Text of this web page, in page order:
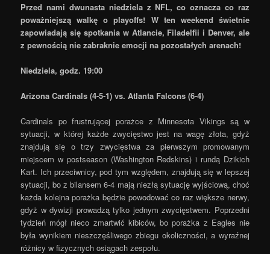
Przed nami dwunasta niedziela z NFL, co oznacza co raz
poważniejszą walkę o playoffs! W ten weekend świetnie
zapowiadają się spotkania w Atlancie, Filadelfii i Denver, ale
z pewnością nie zabraknie emocji na pozostałych arenach!
Niedziela, godz. 19:00
Arizona Cardinals (4-5-1) vs. Atlanta Falcons (6-4)
Cardinals po frustrującej porażce z Minnesota Vikings są w
sytuacji, w której każde zwycięstwo jest na wagę złota, gdyż
znajdują się o trzy zwycięstwa za pierwszym promowanym
miejscem w postseason (Washington Redskins) i rundą Dzikich
Kart. Ich przeciwnicy, pod tym względem, znajdują się w lepszej
sytuacji, bo z bilansem 6-4 mają niezłą sytuację wyjściową, choć
każda kolejna porażka będzie powodować co raz większe nerwy,
gdyż w dywizji prowadzą tylko jednym zwycięstwem. Poprzedni
tydzień mógł nieco zmartwić kibiców, bo porażka z Eagles nie
była wynikiem nieszczęśliwego zbiegu okoliczności, a wyraźnej
różnicy w fizycznych osiągach zespołu.